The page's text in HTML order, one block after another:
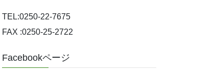
TEL:0250-22-7675
FAX :0250-25-2722
Facebookページ